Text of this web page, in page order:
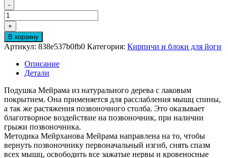
950,00 ₽.
-
Количество
товара
Подушка
Мейрама
+
В корзину
Артикул: 838e537b0fb0 Категория: Кирпичи и блоки для йоги
Описание
Детали
Подушка Мейрама из натурального дерева с лаковым
покрытием. Она применяется для расслабления мышц спины,
а так же растяжения позвоночного столба. Это оказывает
благотворное воздействие на позвоночник, при наличии
грыжи позвоночника.
Методика Мейрханова Мейрама направлена на то, чтобы
вернуть позвоночнику первоначальный изгиб, снять спазм
всех мышц, освободить все зажатые нервы и кровеносные